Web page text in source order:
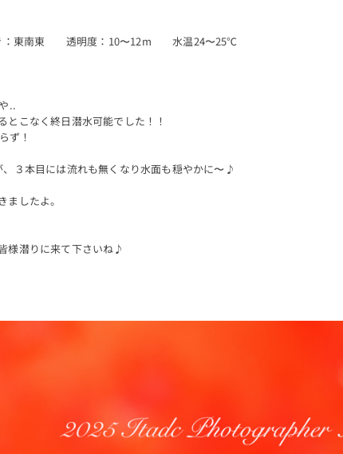
東南東 透明度：10〜12m 水温24〜25℃
..
こなく終日潜水可能でした！！
ず！
３本目には流れも無くなり水面も穏やかに〜♪
したよ。
様潜りに来て下さいね♪